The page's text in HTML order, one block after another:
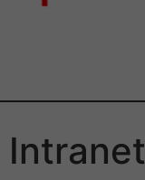
Intranet